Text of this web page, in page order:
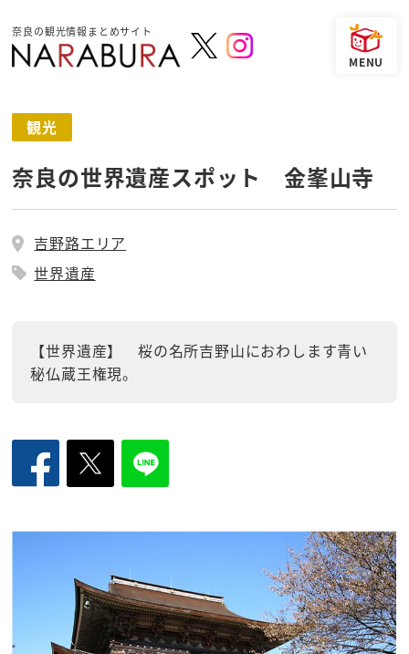
奈良の観光情報まとめサイト
観光
奈良の世界遺産スポット 金峯山寺
吉野路エリア
世界遺産
【世界遺産】 桜の名所吉野山におわします青い
秘仏蔵王権現。